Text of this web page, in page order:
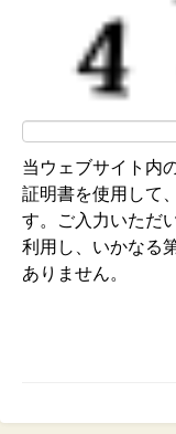
当ウェブサイト内
証明書を使用して
す。ご入力いただ
利用し、いかなる
ありません。